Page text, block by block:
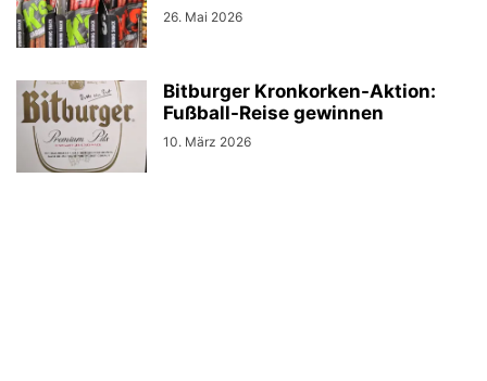
26. Mai 2026
Bitburger Kronkorken-Aktion:
Fußball-Reise gewinnen
10. März 2026